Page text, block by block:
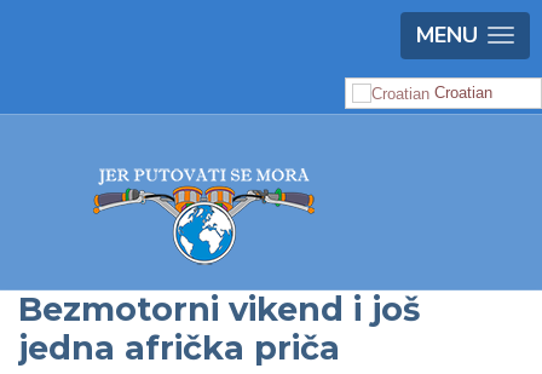
MENU
Croatian
Bezmotorni vikend i još
jedna afrička priča